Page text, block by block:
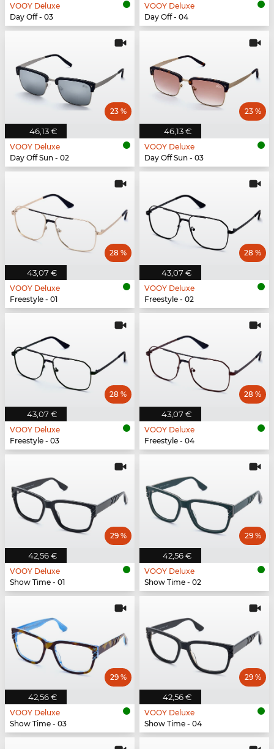
VOOY Deluxe
Day Off - 03
VOOY Deluxe
Day Off - 04
46,13 €
23 %
VOOY Deluxe
Day Off Sun - 02
46,13 €
23 %
VOOY Deluxe
Day Off Sun - 03
43,07 €
28 %
VOOY Deluxe
Freestyle - 01
43,07 €
28 %
VOOY Deluxe
Freestyle - 02
43,07 €
28 %
VOOY Deluxe
Freestyle - 03
43,07 €
28 %
VOOY Deluxe
Freestyle - 04
42,56 €
29 %
VOOY Deluxe
Show Time - 01
42,56 €
29 %
VOOY Deluxe
Show Time - 02
42,56 €
29 %
VOOY Deluxe
Show Time - 03
42,56 €
29 %
VOOY Deluxe
Show Time - 04